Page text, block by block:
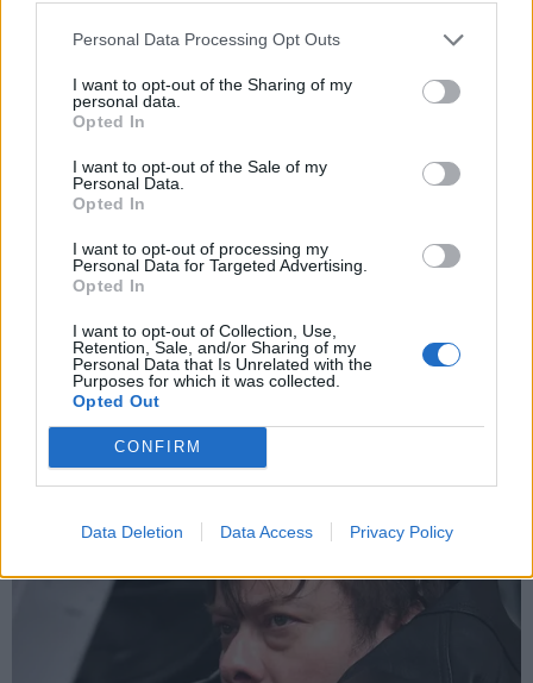
Personal Data Processing Opt Outs
I want to opt-out of the Sharing of my
personal data.
Opted In
I want to opt-out of the Sale of my
Personal Data.
Opted In
I want to opt-out of processing my
Personal Data for Targeted Advertising.
Opted In
I want to opt-out of Collection, Use,
Retention, Sale, and/or Sharing of my
Personal Data that Is Unrelated with the
Purposes for which it was collected.
Opted Out
CONFIRM
Data Deletion Data Access Privacy Policy
Αποδέχομαι τους
και την πολιτική απορρήτου
X